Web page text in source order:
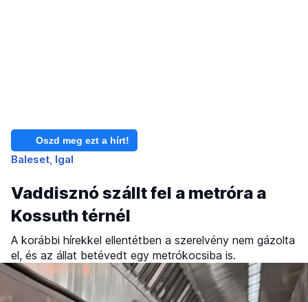
Oszd meg ezt a hírt!
Baleset Igal
Vaddisznó szállt fel a metróra a
Kossuth térnél
A korábbi hírekkel ellentétben a szerelvény nem gázolta
el, és az állat betévedt egy metrókocsiba is.